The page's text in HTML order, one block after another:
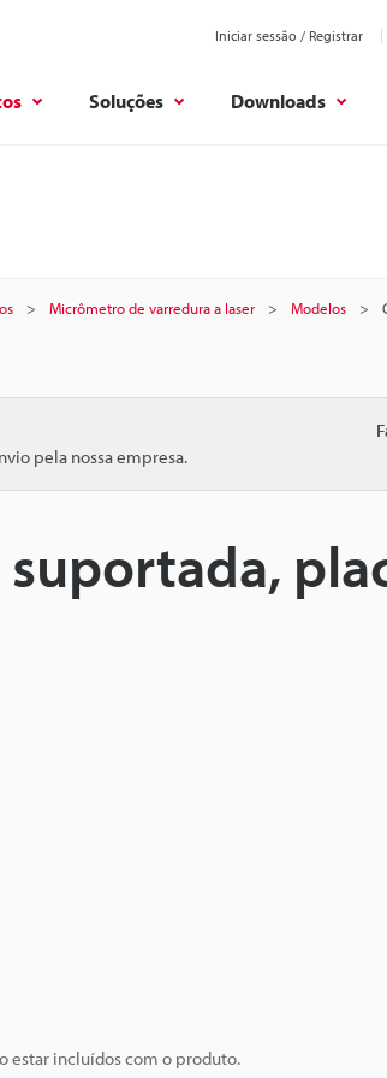
Iniciar sessão / Registrar
Soluções Downloads
Micrômetro de varredura a laser Modelos
pela nossa empresa.
estar incluídos com o produto.